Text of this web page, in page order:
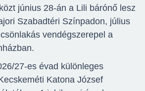
június 28-án a Lili bárónő lesz
Szabadtéri Színpadon, július
vendégszerepel a
27-es évad különleges
Katona József